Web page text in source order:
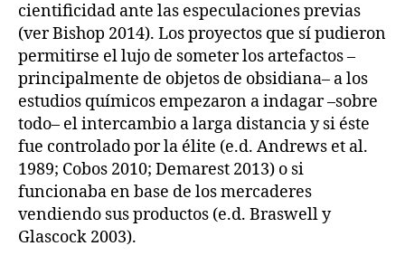
cientificidad ante las especulaciones previas
(ver Bishop 2014). Los proyectos que sí pudieron
permitirse el lujo de someter los artefactos –
principalmente de objetos de obsidiana– a los
estudios químicos empezaron a indagar –sobre
todo– el intercambio a larga distancia y si éste
fue controlado por la élite (e.d. Andrews et al.
1989; Cobos 2010; Demarest 2013) o si
funcionaba en base de los mercaderes
vendiendo sus productos (e.d. Braswell y
Glascock 2003).